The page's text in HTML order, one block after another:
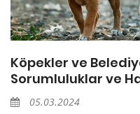
Köpekler ve
Sorumluluklar ve
05.03.2024